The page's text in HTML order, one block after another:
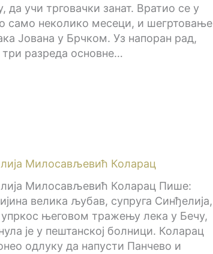
учи трговачки занат. Вратио се у
само неколико месеци, и шегртовање
Јована у Брчком. Уз напоран рад,
три разреда основне…
Милосављевић Коларац
Милосављевић Коларац Пише:
велика љубав, супруга Синђелија,
његовом тражењу лека у Бечу,
је у пештанској болници. Коларац
одлуку да напусти Панчево и